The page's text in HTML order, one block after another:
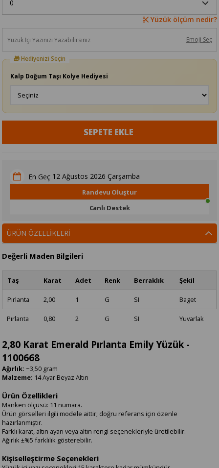
Yüzük ölçüm nedir?
Emoji Seç
Kalp Doğum Taşı Kolye Hediyesi
En Geç 12 Ağustos 2026 Çarşamba
Randevu Oluştur
Canlı Destek
ÜRÜN ÖZELLIKLERI
Değerli Maden Bilgileri
Taş Karat Adet Renk Berraklık Şekil
Pırlanta 2,00 1 G SI Baget
Pırlanta 0,80 2 G SI Yuvarlak
2,80 Karat Emerald Pırlanta Emily Yüzük -
1100668
Ağırlık: ~3,50 gram
Malzeme: 14 Ayar Beyaz Altın
Ürün Özellikleri
Manken ölçüsü: 11 numara.
Ürün görselleri ilgili modele aittir; doğru referans için özenle
hazırlanmıştır.
Farklı karat, altın ayarı veya altın rengi seçenekleriyle üretilebilir.
Ağırlık ±%5 farklılık gösterebilir.
Kişiselleştirme Seçenekleri